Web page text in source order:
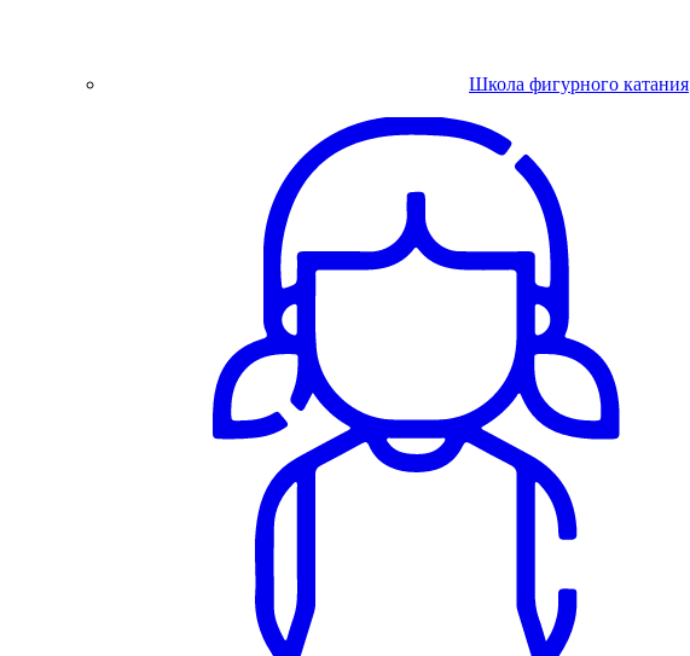
Школа фигурного катания